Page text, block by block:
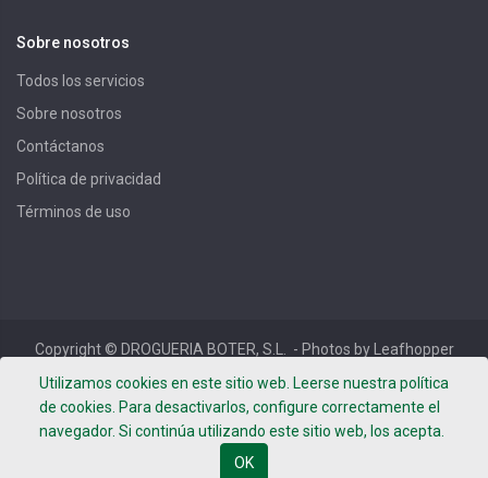
Utilizamos cookies en este sitio web. Leerse nuestra política
de cookies. Para desactivarlos, configure correctamente el
navegador. Si continúa utilizando este sitio web, los acepta.
OK
Sobre nosotros
Todos los servicios
Sobre nosotros
Contáctanos
Política de privacidad
Términos de uso
Copyright © DROGUERIA BOTER, S.L. - Photos by Leafhopper
Project -
Términos de uso -Política de privacidad
Aviso
Legal
Español